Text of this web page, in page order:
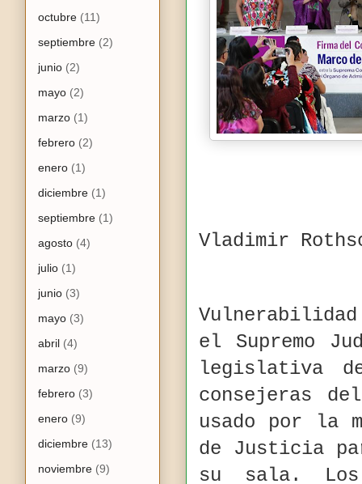
Vladimir
el Supremo
legislativa
consejeras
usado por la
de Justicia
su sala. Los
octubre (11)
septiembre (2)
junio (2)
mayo (2)
marzo (1)
febrero (2)
enero (1)
diciembre (1)
septiembre (1)
agosto (4)
julio (1)
junio (3)
mayo (3)
abril (4)
marzo (9)
febrero (3)
enero (9)
diciembre (13)
noviembre (9)